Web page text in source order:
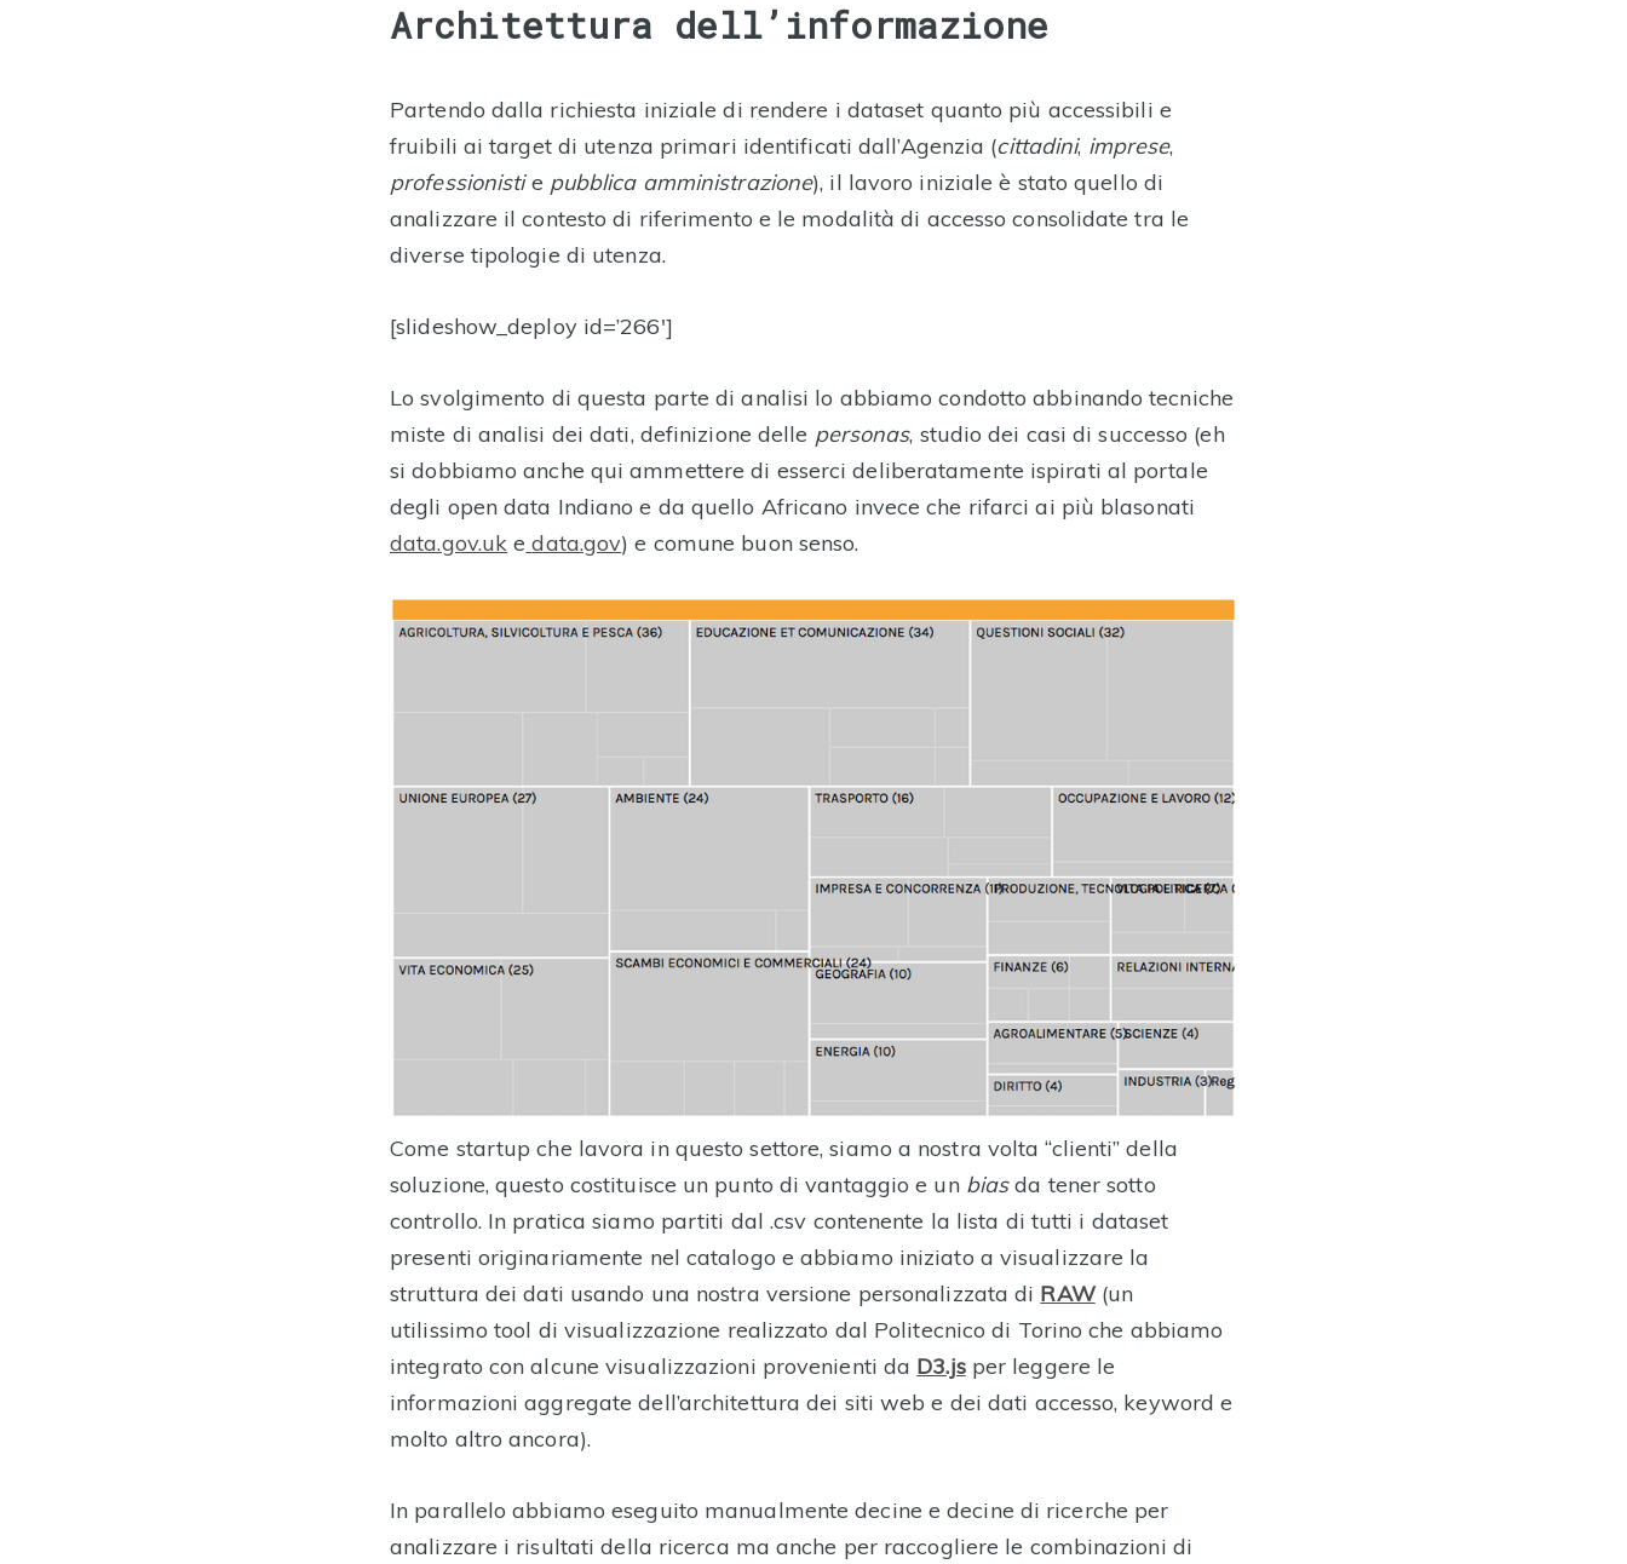
Architettura dell’informazione
Partendo dalla richiesta iniziale di rendere i dataset quanto più accessibili e
fruibili ai target di utenza primari identificati dall’Agenzia (cittadini, imprese,
professionistie pubblica amministrazione), il lavoro iniziale è stato quello di
analizzare il contesto di riferimento e le modalità di accesso consolidate tra le
diverse tipologie di utenza.
[slideshow_deploy id=’266′]
Lo svolgimento di questa parte di analisi lo abbiamo condotto abbinando tecniche
miste di analisi dei dati, definizione delle personas, studio dei casi di successo (eh
si dobbiamo anche qui ammettere di esserci deliberatamente ispirati al portale
degli open data Indiano e da quello Africano invece che rifarci ai più blasonati
data.gov.uk e data.gov) e comune buon senso.
Come startup che lavora in questo settore, siamo a nostra volta “clienti” della
soluzione, questo costituisce un punto di vantaggio e un biasda tener sotto
controllo. In pratica siamo partiti dal .csv contenente la lista di tutti i dataset
presenti originariamente nel catalogo e abbiamo iniziato a visualizzare la
struttura dei dati usando una nostra versione personalizzata di RAW (un
utilissimo tool di visualizzazione realizzato dal Politecnico di Torino che abbiamo
integrato con alcune visualizzazioni provenienti da D3.jsper leggere le
informazioni aggregate dell’architettura dei siti web e dei dati accesso, keyword e
molto altro ancora).
In parallelo abbiamo eseguito manualmente decine e decine di ricerche per
analizzare i risultati della ricerca ma anche per raccogliere le combinazioni di